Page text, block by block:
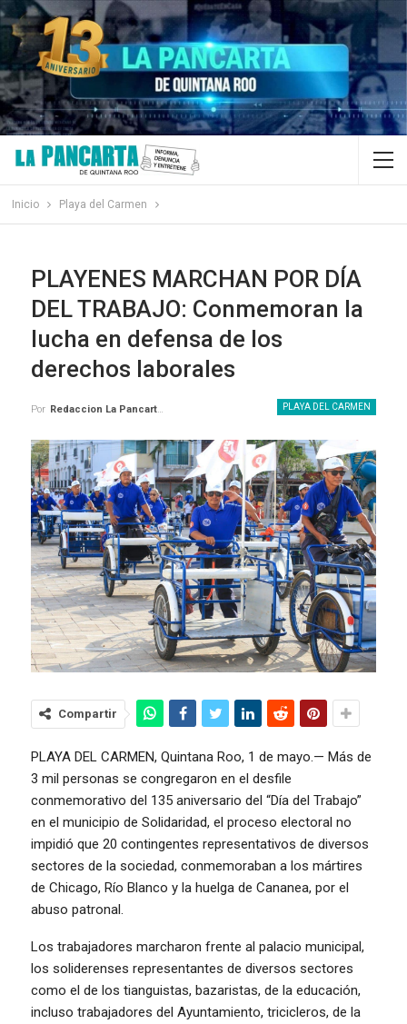
Inicio Playa del Carmen
PLAYENES MARCHAN POR DÍA
DEL TRABAJO: Conmemoran la
lucha en defensa de los
derechos laborales
PLAYA DEL CARMEN
Por Redaccion La Pancarta De Quintana Roo
Compartir
PLAYA DEL CARMEN, Quintana Roo, 1 de mayo.— Más de
3 mil personas se congregaron en el desfile
conmemorativo del 135 aniversario del “Día del Trabajo”
en el municipio de Solidaridad, el proceso electoral no
impidió que 20 contingentes representativos de diversos
sectores de la sociedad, conmemoraban a los mártires
de Chicago, Río Blanco y la huelga de Cananea, por el
abuso patronal.
Los trabajadores marcharon frente al palacio municipal,
los soliderenses representantes de diversos sectores
como el de los tianguistas, bazaristas, de la educación,
incluso trabajadores del Ayuntamiento, tricicleros, de la